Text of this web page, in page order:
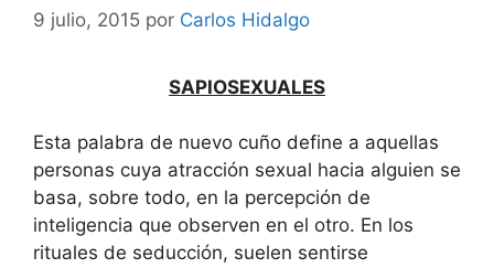
9 julio, 2015 por Carlos Hidalgo
SAPIOSEXUALES
Esta palabra de nuevo cuño define a aquellas
personas cuya atracción sexual hacia alguien se
basa, sobre todo, en la percepción de
inteligencia que observen en el otro. En los
rituales de seducción, suelen sentirse